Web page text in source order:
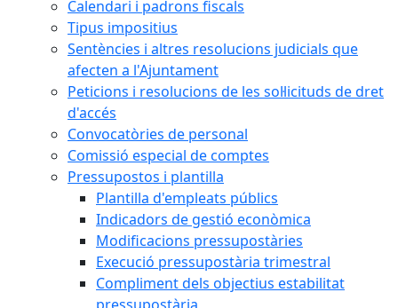
Calendari i padrons fiscals
Tipus impositius
Sentències i altres resolucions judicials que
afecten a l'Ajuntament
Peticions i resolucions de les sol·licituds de dret
d'accés
Convocatòries de personal
Comissió especial de comptes
Pressupostos i plantilla
Plantilla d'empleats públics
Indicadors de gestió econòmica
Modificacions pressupostàries
Execució pressupostària trimestral
Compliment dels objectius estabilitat